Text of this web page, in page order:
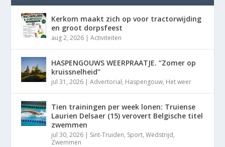
Kerkom maakt zich op voor tractorwijding
en groot dorpsfeest
aug 2, 2026 |Activiteiten
HASPENGOUWS WEERPRAATJE. “Zomer op
kruissnelheid”
jul 31, 2026 |Advertorial, Haspengouw, Het weer
Tien trainingen per week lonen: Truiense
Laurien Delsaer (15) verovert Belgische titel
zwemmen
jul 30, 2026 | Sint-Truiden, Sport,Wedstrijd,
Zwemmen